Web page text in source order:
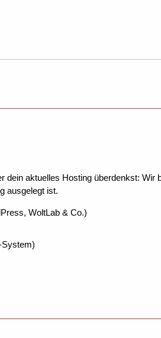
dein aktuelles Hosting überdenkst:
ausgelegt ist.
WoltLab & Co.)